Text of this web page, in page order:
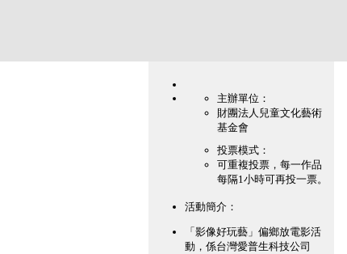
主辦單位：
財團法人兒童文化藝術
基金會
投票模式：
可重複投票，每一作品
每隔1小時可再投一票。
活動簡介：
「影像好玩藝」偏鄉放電影活
動，係台灣愛普生科技公司